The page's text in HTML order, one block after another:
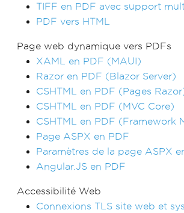
TIFF en PDF avec support
PDF vers HTML
Page web dynamique vers PDFs
XAML en PDF (MAUI)
Razor en PDF (Blazor Server)
CSHTML en PDF (Pages
CSHTML en PDF (MVC Core)
CSHTML en PDF (Framework
Page ASPX en PDF
Paramètres de la page ASPX
Angular.JS en PDF
Accessibilité Web
Connexions TLS site web et